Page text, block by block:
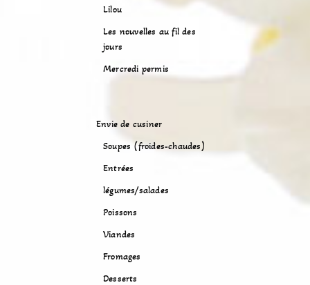
Lilou
Les nouvelles au fil des
jours
Mercredi permis
Envie de cusiner
Soupes (froides-chaudes)
Entrées
légumes/salades
Poissons
Viandes
Fromages
Desserts